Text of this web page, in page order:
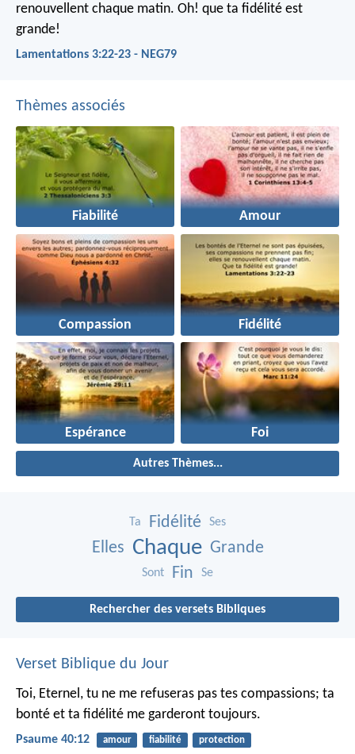
renouvellent chaque matin. Oh! que ta fidélité est
grande!
Lamentations 3:22-23 - NEG79
Thèmes associés
Fiabilité Amour
Compassion Fidélité
Espérance Foi
Autres Thèmes...
Ta Fidélité Ses
Elles Chaque Grande
Sont Fin Se
Rechercher des versets Bibliques
Verset Biblique du Jour
Toi, Eternel, tu ne me refuseras pas tes compassions; ta
bonté et ta fidélité me garderont toujours.
Psaume 40:12 amour fiabilité protection